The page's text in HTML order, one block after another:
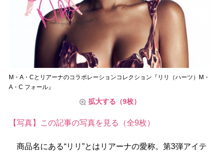
M・A・Cとリアーナのコラボレーションコレクション『リリ（ハーツ）M・
A・C フォール』
拡大する（9枚）
【写真】この記事の写真を見る（全9枚）
商品名にある“リリ”とはリアーナの愛称。第3弾アイテ